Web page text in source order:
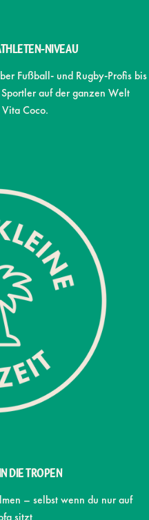
Niveau
Fußball- und Rugby-Profis bis
auf der ganzen Welt
Coco.
DIE TROPEN
– selbst wenn du nur auf